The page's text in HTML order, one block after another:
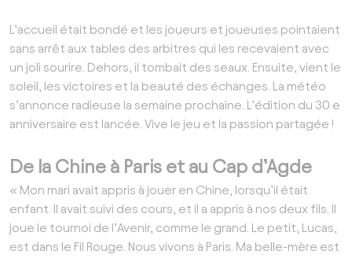
L’accueil était bondé et les joueurs et joueuses pointaient
sans arrêt aux tables des arbitres qui les recevaient avec
un joli sourire. Dehors, il tombait des seaux. Ensuite, vient le
soleil, les victoires et la beauté des échanges. La météo
s’annonce radieuse la semaine prochaine. L’édition du 30 e
anniversaire est lancée. Vive le jeu et la passion partagée !
De la Chine à Paris et au Cap d’Agde
« Mon mari avait appris à jouer en Chine, lorsqu’il était
enfant. Il avait suivi des cours, et il a appris à nos deux fils. Il
joue le tournoi de l’Avenir, comme le grand. Le petit, Lucas,
est dans le Fil Rouge. Nous vivons à Paris. Ma belle-mère est